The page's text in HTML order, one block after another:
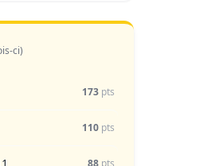
ci)
173 pts
110 pts
88 pts